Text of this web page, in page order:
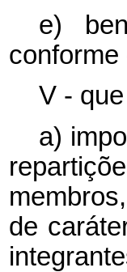
e)
conforme
V -
a)
de